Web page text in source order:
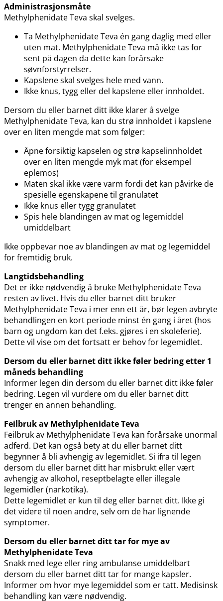
Administrasjonsmåte
Methylphenidate Teva skal svelges.
Ta Methylphenidate Teva én gang daglig med eller
uten mat. Methylphenidate Teva må ikke tas for
sent på dagen da dette kan forårsake
søvnforstyrrelser.
Kapslene skal svelges hele med vann.
Ikke knus, tygg eller del kapslene eller innholdet.
Dersom du eller barnet ditt ikke klarer å svelge
Methylphenidate Teva, kan du strø innholdet i kapslene
over en liten mengde mat som følger:
Åpne forsiktig kapselen og strø kapselinnholdet
over en liten mengde myk mat (for eksempel
eplemos)
Maten skal ikke være varm fordi det kan påvirke de
spesielle egenskapene til granulatet
Ikke knus eller tygg granulatet
Spis hele blandingen av mat og legemiddel
umiddelbart
Ikke oppbevar noe av blandingen av mat og legemiddel
for fremtidig bruk.
Langtidsbehandling
Det er ikke nødvendig å bruke Methylphenidate Teva
resten av livet. Hvis du eller barnet ditt bruker
Methylphenidate Teva i mer enn ett år, bør legen avbryte
behandlingen en kort periode minst én gang i året (hos
barn og ungdom kan det f.eks. gjøres i en skoleferie).
Dette vil vise om det fortsatt er behov for legemidlet.
Dersom du eller barnet ditt ikke føler bedring etter 1
måneds behandling
Informer legen din dersom du eller barnet ditt ikke føler
bedring. Legen vil vurdere om du eller barnet ditt
trenger en annen behandling.
Feilbruk av Methylphenidate Teva
Feilbruk av Methylphenidate Teva kan forårsake unormal
adferd. Det kan også bety at du eller barnet ditt
begynner å bli avhengig av legemidlet. Si ifra til legen
dersom du eller barnet ditt har misbrukt eller vært
avhengig av alkohol, reseptbelagte eller illegale
legemidler (narkotika).
Dette legemidlet er kun til deg eller barnet ditt. Ikke gi
det videre til noen andre, selv om de har lignende
symptomer.
Dersom du eller barnet ditt tar for mye av
Methylphenidate Teva
Snakk med lege eller ring ambulanse umiddelbart
dersom du eller barnet ditt tar for mange kapsler.
Informer om hvor mye legemiddel som er tatt. Medisinsk
behandling kan være nødvendig.